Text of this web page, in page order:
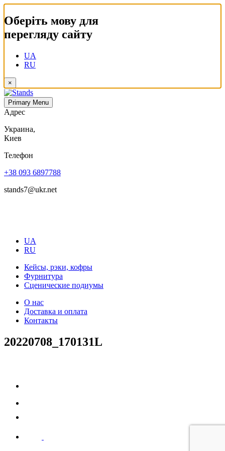
Оберіть мову для
перегляду сайту
UA
RU
×
Primary Menu
Адрес
Украина,
Киев
Телефон
+38 093 6897788
stands7@ukr.net
UA
RU
Кейсы, рэки, кофры
Фурнитура
Сценические подиумы
О нас
Доставка и оплата
Контакты
20220708_170131L